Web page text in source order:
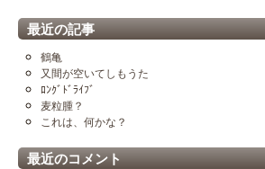
最近の記事
鶴亀
又間が空いてしもうた
ﾛﾝｸﾞﾄﾞﾗｲﾌﾞ
麦粒腫？
これは、何かな？
最近のコメント